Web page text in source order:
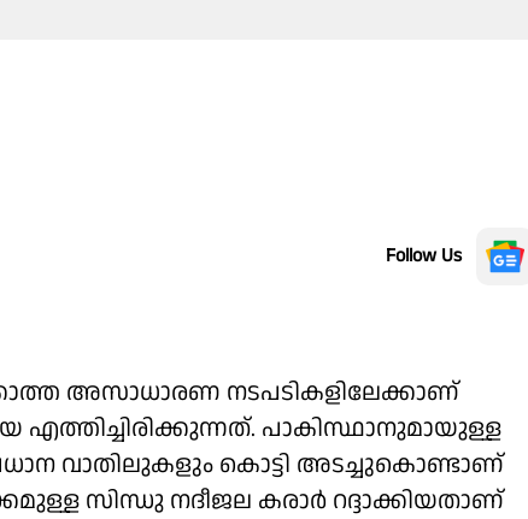
Follow Us
അസാധാരണ നടപടികളിലേക്കാണ്
എത്തിച്ചിരിക്കുന്നത്. പാകിസ്ഥാനുമായുള്ള
വാതിലുകളും കൊട്ടി അടച്ചുകൊണ്ടാണ്
സിന്ധു നദീജല കരാര്‍ റദ്ദാക്കിയതാണ്